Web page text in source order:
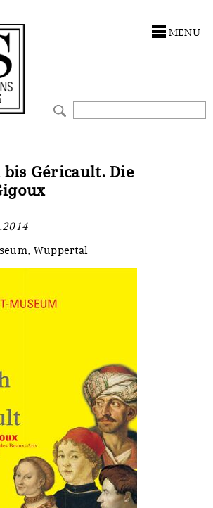
MENU
bis Géricault. Die
Wuppertal